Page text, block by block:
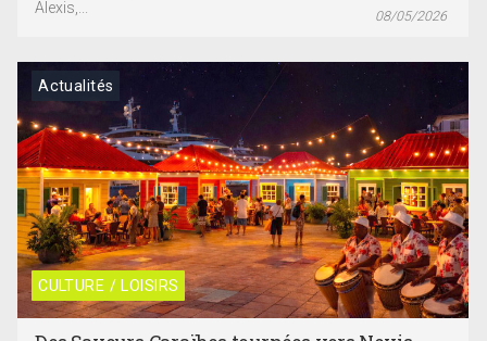
Alexis,...
08/05/2026
CULTURE / LOISIRS
Actualités